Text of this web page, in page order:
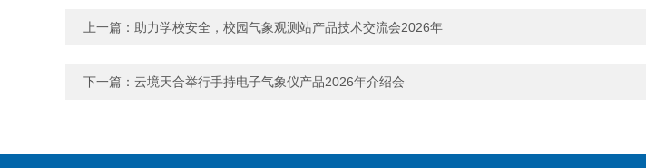
上一篇： 助力学校安全，校园气象观测站产品技术交流会2026年
下一篇： 云境天合举行手持电子气象仪产品2026年介绍会